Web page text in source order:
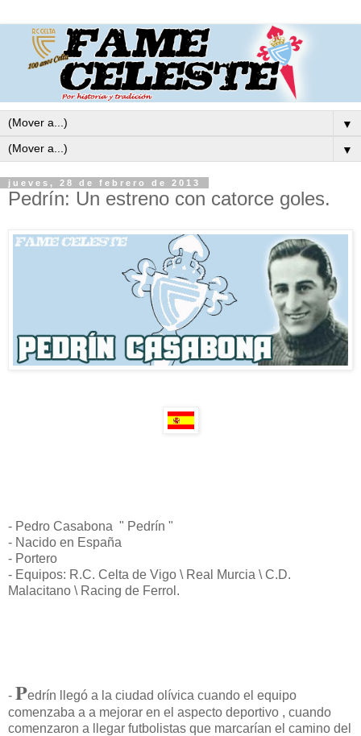
▼
▼
jueves, 28 de febrero de 2013
Pedrín: Un estreno con catorce goles.
- Pedro Casabona " Pedrín "
- Nacido en España
- Portero
- Equipos: R.C. Celta de Vigo \ Real Murcia \ C.D.
Malacitano \ Racing de Ferrol.
- Pedrín llegó a la ciudad olívica cuando el equipo
comenzaba a a mejorar en el aspecto deportivo , cuando
comenzaron a llegar futbolistas que marcarían el camino del